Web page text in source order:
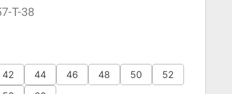
T-38
42 44 46 48 50
52